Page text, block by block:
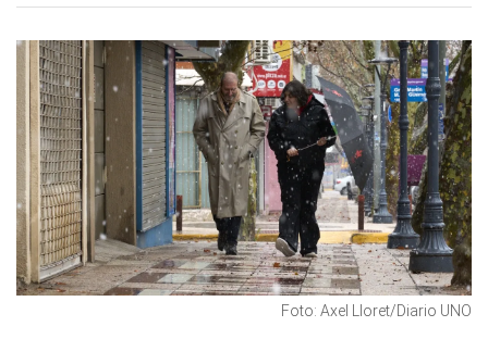
Foto: Axel Lloret/Diario UNO